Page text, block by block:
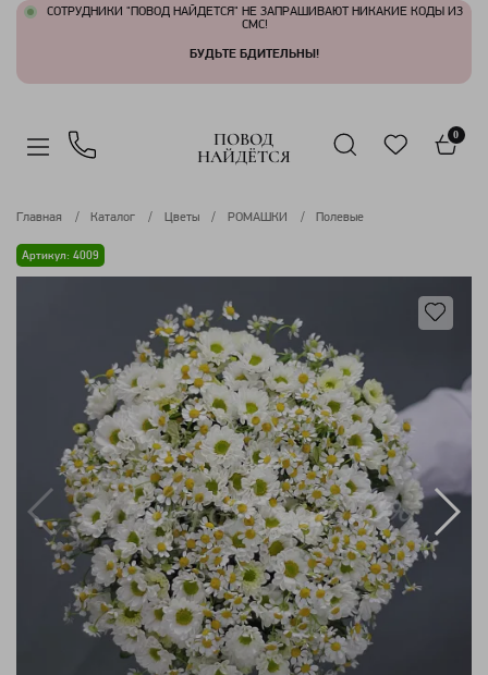
СОТРУДНИКИ "ПОВОД НАЙДЕТСЯ" НЕ ЗАПРАШИВАЮТ НИКАКИЕ КОДЫ ИЗ
СМС!
БУДЬТЕ БДИТЕЛЬНЫ!
ПОВОД
НАЙДЁТСЯ
0
Главная Каталог Цветы РОМАШКИ Полевые
Артикул: 4009